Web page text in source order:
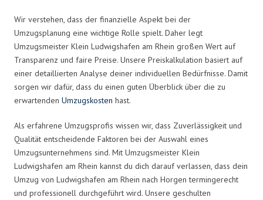
Wir verstehen, dass der finanzielle Aspekt bei der
Umzugsplanung eine wichtige Rolle spielt. Daher legt
Umzugsmeister Klein Ludwigshafen am Rhein großen Wert auf
Transparenz und faire Preise. Unsere Preiskalkulation basiert auf
einer detaillierten Analyse deiner individuellen Bedürfnisse. Damit
sorgen wir dafür, dass du einen guten Überblick über die zu
erwartenden Umzugskosten hast.
Als erfahrene Umzugsprofis wissen wir, dass Zuverlässigkeit und
Qualität entscheidende Faktoren bei der Auswahl eines
Umzugsunternehmens sind. Mit Umzugsmeister Klein
Ludwigshafen am Rhein kannst du dich darauf verlassen, dass dein
Umzug von Ludwigshafen am Rhein nach Horgen termingerecht
und professionell durchgeführt wird. Unsere geschulten